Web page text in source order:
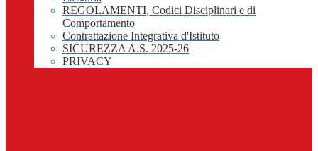
REGOLAMENTI, Codici Disciplinari e di
Comportamento
Contrattazione Integrativa d'Istituto
SICUREZZA A.S. 2025-26
PRIVACY